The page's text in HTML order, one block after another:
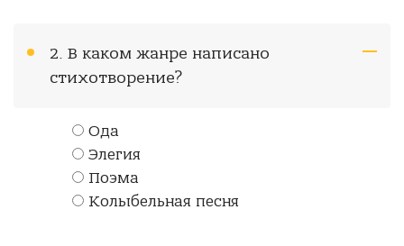
2. В каком жанре написано
стихотворение?
Ода
Элегия
Поэма
Колыбельная песня